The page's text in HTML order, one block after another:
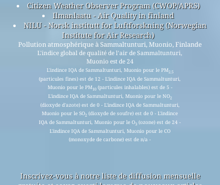
Citizen Weather Observer Program (CWOP/APRS)
Ilmanlaatu - Air Quality in finland
NILU - Norsk institutt for Luftforskning (Norwegian
Institute for Air Research)
Pollution atmosphérique à Sammaltunturi, Muonio, Finlande
L'indice global de qualité de l'air de Sammaltunturi,
Muonio est de 24
L'indince IQA de Sammaltunturi, Muonio pour le PM2.5
(particules fines) est de 12 - L'indince IQA de Sammaltunturi,
Muonio pour le PM10(particules inhalables) est de 5 -
L'indince IQA de Sammaltunturi, Muonio pour le NO2
(dioxyde d'azote) est de 0 - L'indince IQA de Sammaltunturi,
Muonio pour le SO2 (dioxyde de soufre) est de 0 - L'indince
IQA de Sammaltunturi, Muonio pour le O3 (ozone) est de 24 -
L'indince IQA de Sammaltunturi, Muonio pour le CO
(monoxyde de carbone) est de n/a -
Inscrivez-vous à notre liste de diffusion mensuelle